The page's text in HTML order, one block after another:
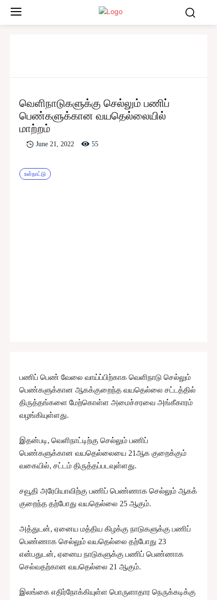
வெளிநாடுகளுக்கு செல்லும் பணிப்
பெண்களுக்கான வயதெல்லையில்
மாற்றம்
June 21, 2022 55
உள்நாட்டு
பணிப் பெண் வேலை வாய்ப்பிற்காக வெளிநாடு செல்லும்
பெண்களுக்கான ஆகக்குறைந்த வயதெல்லை சட்டத்தில்
திருத்தங்களை மேற்கொள்ள அமைச்சரவை அங்கீகாரம்
வழங்கியுள்ளது.
இதன்படி, வெளிநாட்டிற்கு செல்லும் பணிப்
பெண்களுக்கான வயதெல்லையை 21ஆக குறைக்கும்
வகையில், சட்டம் திருத்தப்படவுள்ளது.
சவூதி அரேபியாவிற்கு பணிப் பெண்ணாக செல்லும் ஆகக்
குறைந்த தற்போது வயதெல்லை 25 ஆகும்.
அத்துடன், ஏனைய மத்திய கிழக்கு நாடுகளுக்கு பணிப்
பெண்ணாக செல்லும் வயதெல்லை தற்போது 23
என்பதுடன், ஏனைய நாடுகளுக்கு பணிப் பெண்ணாக
செல்வதற்கான வயதெல்லை 21 ஆகும்.
இலங்கை எதிர்நோக்கியுள்ள பொருளாதார நெருக்கடிக்கு